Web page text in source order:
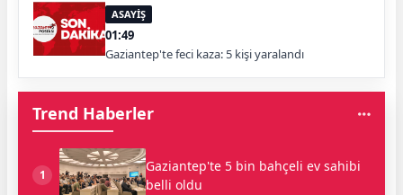
ASAYİŞ
01:49
Gaziantep'te feci kaza: 5 kişi yaralandı
Trend Haberler
1
Gaziantep'te 5 bin bahçeli ev sahibi
belli oldu